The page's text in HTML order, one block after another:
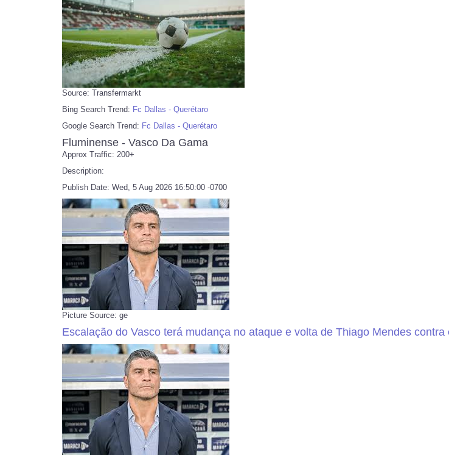
Source: Transfermarkt
Bing Search Trend: Fc Dallas - Querétaro
Google Search Trend: Fc Dallas - Querétaro
Fluminense - Vasco Da Gama
Approx Traffic: 200+
Description:
Publish Date: Wed, 5 Aug 2026 16:50:00 -0700
Picture Source: ge
Escalação do Vasco terá mudança no ataque e volta de Thiago Mendes contra